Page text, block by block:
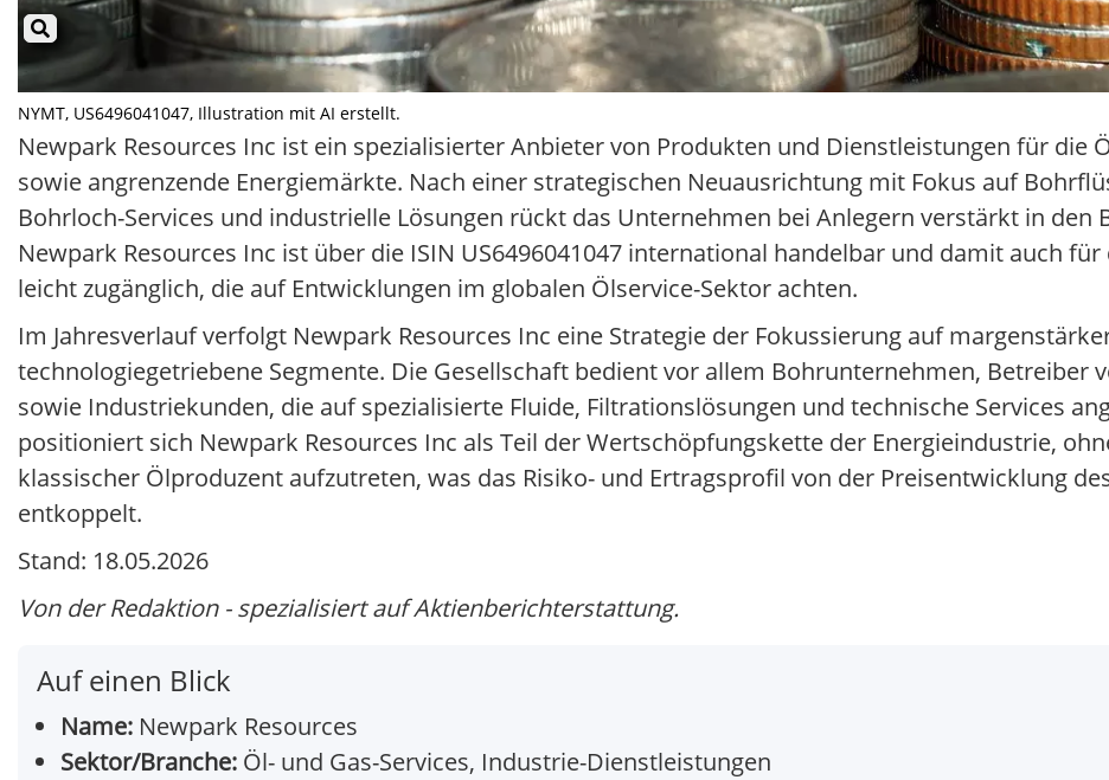
NYMT, US6496041047, Illustration mit AI erstellt.
Newpark Resources Inc ist ein spezialisierter Anbieter von Produkten und Dienstleistungen für die
sowie angrenzende Energiemärkte. Nach einer strategischen Neuausrichtung mit Fokus auf
Bohrloch-Services und industrielle Lösungen rückt das Unternehmen bei Anlegern verstärkt in den
Newpark Resources Inc ist über die ISIN US6496041047 international handelbar und damit auch
leicht zugänglich, die auf Entwicklungen im globalen Ölservice-Sektor achten.
Im Jahresverlauf verfolgt Newpark Resources Inc eine Strategie der Fokussierung auf
technologiegetriebene Segmente. Die Gesellschaft bedient vor allem Bohrunternehmen, Betreiber
sowie Industriekunden, die auf spezialisierte Fluide, Filtrationslösungen und technische Services
positioniert sich Newpark Resources Inc als Teil der Wertschöpfungskette der Energieindustrie,
klassischer Ölproduzent aufzutreten, was das Risiko- und Ertragsprofil von der Preisentwicklung
entkoppelt.
Stand: 18.05.2026
Von der Redaktion - spezialisiert auf Aktienberichterstattung.
Auf einen Blick
Name: Newpark Resources
Sektor/Branche: Öl- und Gas-Services, Industrie-Dienstleistungen